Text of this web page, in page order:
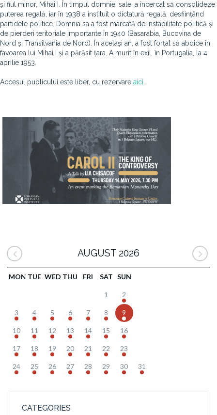
și fiul minor, Mihai I. În timpul domniei sale, a încercat să consolideze
puterea regală, iar în 1938 a instituit o dictatură regală, desființând
partidele politice. Domnia sa a fost marcată de instabilitate politică și
de pierderi teritoriale importante în 1940 (Basarabia, Bucovina de
Nord și Transilvania de Nord). În același an, a fost forțat să abdice în
favoarea lui Mihai I și a părăsit țara. A murit în exil, în Portugalia, la 4
aprilie 1953.
Accesul publicului este liber, cu rezervare aici
AUGUST 2026
MON TUE WED THU FRI SAT SUN
1 2
3 4 5 6 7 8 9
10 11 12 13 14 15 16
17 18 19 20 21 22 23
24 25 26 27 28 29 30 31
CATEGORIES